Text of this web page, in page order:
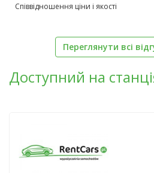
Співвідношення ціни і якості
Переглянути всі
Доступний на